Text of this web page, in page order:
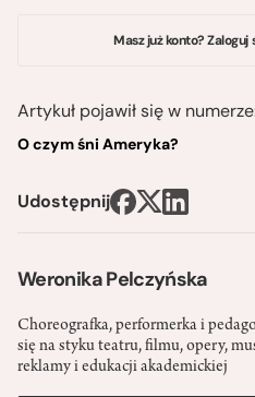
Weronika Pelczyńska
Choreografka, performerka i
się na styku teatru, filmu, opery,
reklamy i edukacji akademickiej
Masz już konto?
Artykuł pojawił się w
O czym śni Ameryka?
Udostępnij